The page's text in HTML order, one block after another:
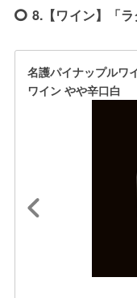
8.【ワイン】「ラ
名護パイナップルワ
ワイン やや辛口白